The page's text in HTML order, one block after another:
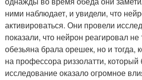
ними наблюдает, и увидели, что
активироваться. Они провели
показали, что нейрон реагировал не
обезьяна брала орешек, но и тогда,
на профессора риззолатти, который
исследование оказало огромное